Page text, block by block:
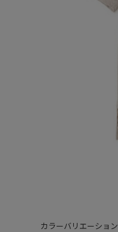
カラーバリエーション